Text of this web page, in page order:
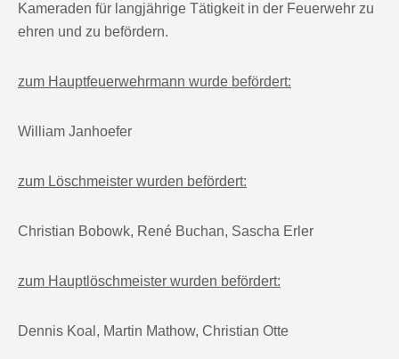
Kameraden für langjährige Tätigkeit in der Feuerwehr zu
ehren und zu befördern.
zum Hauptfeuerwehrmann wurde befördert:
William Janhoefer
zum Löschmeister wurden befördert:
Christian Bobowk, René Buchan, Sascha Erler
zum Hauptlöschmeister wurden befördert:
Dennis Koal, Martin Mathow, Christian Otte